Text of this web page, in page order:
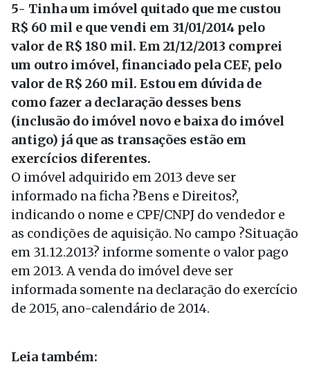
5- Tinha um imóvel quitado que me custou
R$ 60 mil e que vendi em 31/01/2014 pelo
valor de R$ 180 mil. Em 21/12/2013 comprei
um outro imóvel, financiado pela CEF, pelo
valor de R$ 260 mil. Estou em dúvida de
como fazer a declaração desses bens
(inclusão do imóvel novo e baixa do imóvel
antigo) já que as transações estão em
exercícios diferentes.
O imóvel adquirido em 2013 deve ser
informado na ficha ?Bens e Direitos?,
indicando o nome e CPF/CNPJ do vendedor e
as condições de aquisição. No campo ?Situação
em 31.12.2013? informe somente o valor pago
em 2013. A venda do imóvel deve ser
informada somente na declaração do exercício
de 2015, ano-calendário de 2014.
Leia também: